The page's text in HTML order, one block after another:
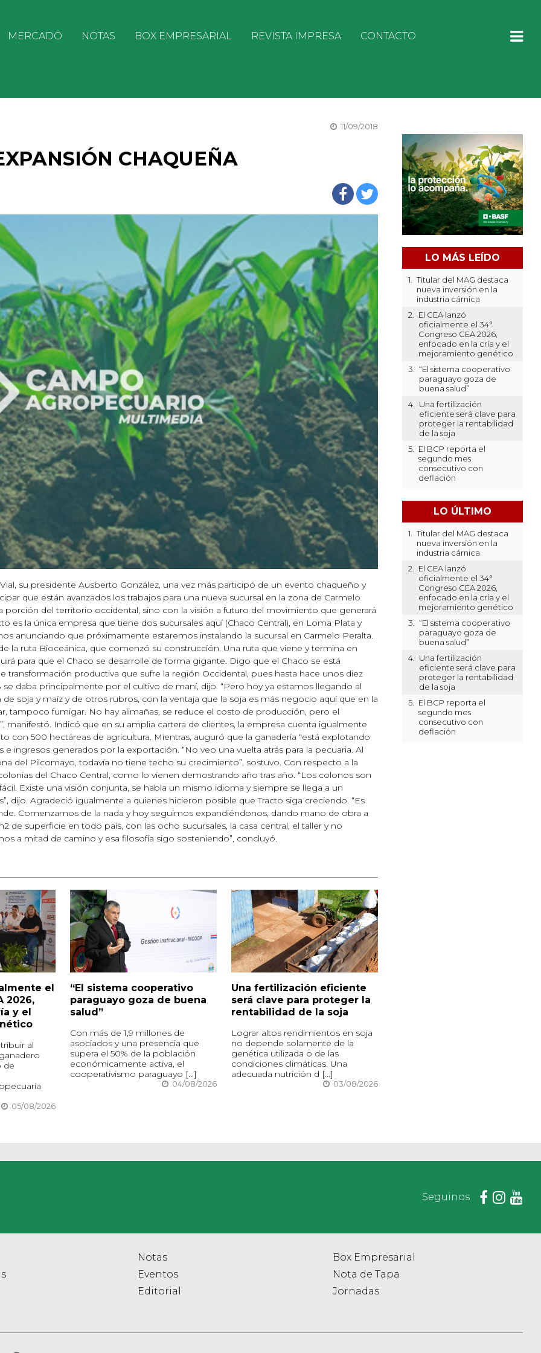
MERCADO NOTAS BOX EMPRESARIAL REVISTA IMPRESA CONTACTO
11/09/2018
CHAQUEÑA
su presidente Ausberto González, una vez más participó de un evento chaqueño y
que están avanzados los trabajos para una nueva sucursal en la zona de Carmelo
porción del territorio occidental, sino con la visión a futuro del movimiento que generará
es la única empresa que tiene dos sucursales aquí (Chaco Central), en Loma Plata y
anunciando que próximamente estaremos instalando la sucursal en Carmelo Peralta.
la ruta Bioceánica, que comenzó su construcción. Una ruta que viene y termina en
para que el Chaco se desarrolle de forma gigante. Digo que el Chaco se está
productiva que sufre la región Occidental, pues hasta hace unos diez
se daba principalmente por el cultivo de maní, dijo. “Pero hoy ya estamos llegando al
soja y maíz y de otros rubros, con la ventaja que la soja es más negocio aquí que en la
tampoco fumigar. No hay alimañas, se reduce el costo de producción, pero el
Indicó que en su amplia cartera de clientes, la empresa cuenta igualmente
500 hectáreas de agricultura. Mientras, auguró que la ganadería “está explotando
ingresos generados por la exportación. “No veo una vuelta atrás para la pecuaria. Al
del Pilcomayo, todavía no tiene techo su crecimiento”, sostuvo. Con respecto a la
del Chaco Central, como lo vienen demostrando año tras año. “Los colonos son
Existe una visión conjunta, se habla un mismo idioma y siempre se llega a un
dijo. Agradeció igualmente a quienes hicieron posible que Tracto siga creciendo. “Es
Comenzamos de la nada y hoy seguimos expandiéndonos, dando mano de obra a
de superficie en todo país, con las ocho sucursales, la casa central, el taller y no
a mitad de camino y esa filosofía sigo sosteniendo”, concluyó.
el
2026,
y el
al
de
05/08/2026
“El sistema cooperativo
paraguayo goza de buena
salud”
Con más de 1,9 millones de
asociados y una presencia que
supera el 50% de la población
económicamente activa, el
cooperativismo paraguayo [...]
04/08/2026
Una fertilización eficiente
será clave para proteger la
rentabilidad de la soja
Lograr altos rendimientos en soja
no depende solamente de la
genética utilizada o de las
condiciones climáticas. Una
adecuada nutrición d [...]
03/08/2026
LO MÁS LEÍDO
1.
Titular del MAG destaca
nueva inversión en la
industria cárnica
2.
El CEA lanzó
oficialmente el 34°
Congreso CEA 2026,
enfocado en la cría y el
mejoramiento genético
3.
“El sistema cooperativo
paraguayo goza de
buena salud”
4.
Una fertilización
eficiente será clave para
proteger la rentabilidad
de la soja
5.
El BCP reporta el
segundo mes
consecutivo con
deflación
LO ÚLTIMO
1.
Titular del MAG destaca
nueva inversión en la
industria cárnica
2.
El CEA lanzó
oficialmente el 34°
Congreso CEA 2026,
enfocado en la cría y el
mejoramiento genético
3.
“El sistema cooperativo
paraguayo goza de
buena salud”
4.
Una fertilización
eficiente será clave para
proteger la rentabilidad
de la soja
5.
El BCP reporta el
segundo mes
consecutivo con
deflación
Seguinos
Notas
Box Empresarial
Eventos
Nota de Tapa
Editorial
Jornadas